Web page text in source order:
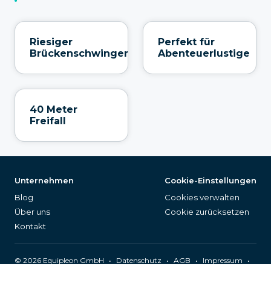
Riesiger
Brückenschwinger
Perfekt für
Abenteuerlustige
40 Meter
Freifall
Unternehmen
Blog
Über uns
Kontakt
Cookie-Einstellungen
Cookies verwalten
Cookie zurücksetzen
© 2026 Equipleon GmbH • Datenschutz • AGB • Impressum
•